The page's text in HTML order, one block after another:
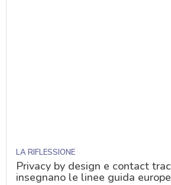
LA RIFLESSIONE
Privacy by design e contact
insegnano le linee guida